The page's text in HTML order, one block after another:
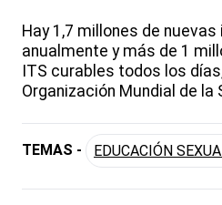
Hay 1,7 millones de
anualmente y más de 1
ITS curables todos los
Organización Mundial de la
TEMAS - EDUCACIÓN